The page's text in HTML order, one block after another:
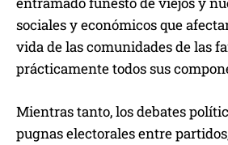
sociales y económicos que
vida de las comunidades de las
prácticamente todos sus
Mientras tanto, los debates
pugnas electorales entre